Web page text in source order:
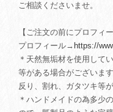
ご相談くださいませ。
【ご注文の前にプロフィ
プロフィール→ https://
＊天然無垢材を使用して
等がある場合がございま
反り、割れ、ガタツキ等
＊ハンドメイドの為多少